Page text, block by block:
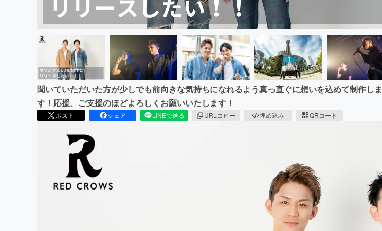
聞いていただいた方が少しでも前向きな気持ちになれるよう真っ直ぐに想いを込めて制作しま
す！応援、ご支援のほどよろしくお願いいたします！
ポスト シェア LINEで送る URLコピー 埋め込み QRコード